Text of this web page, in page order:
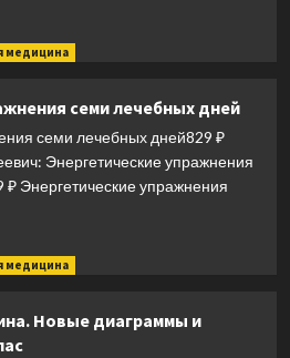
медицина
семи лечебных дней
семи лечебных дней829 ₽
Энергетические упражнения
Энергетические упражнения
медицина
Новые диаграммы и